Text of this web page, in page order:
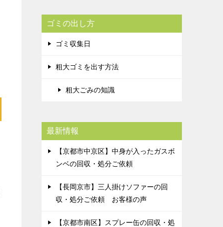
ゴミの出し方
ゴミ収集日
粗大ゴミを出す方法
粗大ごみの知識
最新情報
【京都市中京区】中身が入ったガスボ
ンベの回収・処分ご依頼
【長岡京市】三人掛けソファーの回
収・処分ご依頼 お客様の声
【京都市南区】スプレー缶の回収・処